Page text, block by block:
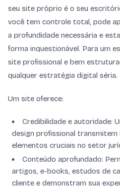
seu site próprio é o seu
você tem controle total, pode
a profundidade necessária e
forma inquestionável. Para um
site profissional e bem
qualquer estratégia digital séria.
Um site oferece:
Credibilidade e autoridade:
design profissional transmitem
elementos cruciais no setor
Conteúdo aprofundado:
artigos, e-books, estudos de
cliente e demonstram sua